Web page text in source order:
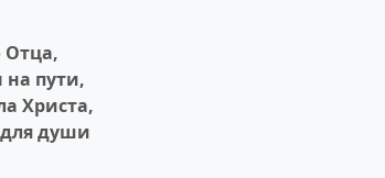
пути,
Христа,
души